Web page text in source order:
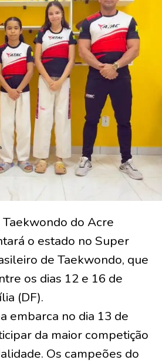
do Acre
o estado no Super
de Taekwondo, que
os dias 12 e 16 de
(DF).
embarca no dia 13 de
da maior competição
Os campeões do